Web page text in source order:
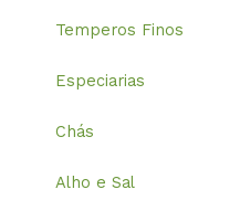
Temperos Finos
Especiarias
Chás
Alho e Sal